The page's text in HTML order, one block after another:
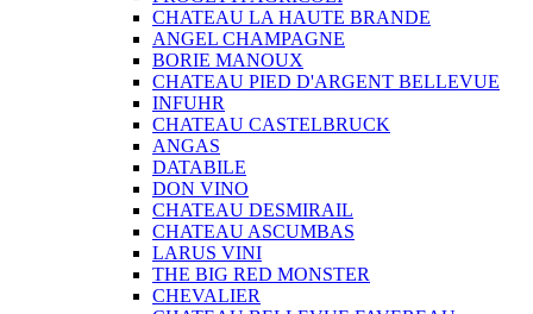
CHATEAU LA HAUTE BRANDE
ANGEL CHAMPAGNE
BORIE MANOUX
CHATEAU PIED D'ARGENT BELLEVUE
INFUHR
CHATEAU CASTELBRUCK
ANGAS
DATABILE
DON VINO
CHATEAU DESMIRAIL
CHATEAU ASCUMBAS
LARUS VINI
THE BIG RED MONSTER
CHEVALIER